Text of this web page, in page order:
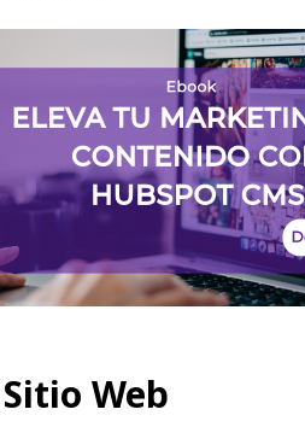
Web